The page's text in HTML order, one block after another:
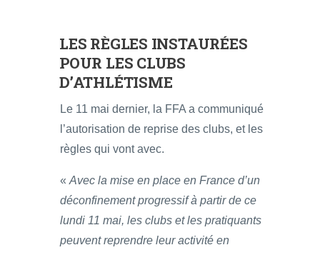
LES RÈGLES INSTAURÉES
POUR LES CLUBS
D’ATHLÉTISME
Le 11 mai dernier, la FFA a communiqué
l’autorisation de reprise des clubs, et les
règles qui vont avec.
«Avec la mise en place en France d’un
déconfinement progressif à partir de ce
lundi 11 mai, les clubs et les pratiquants
peuvent reprendre leur activité en